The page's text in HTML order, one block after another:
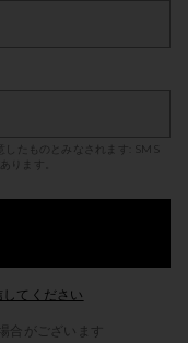
したものとみなされます:
SMS
ります。
てください
合がございます